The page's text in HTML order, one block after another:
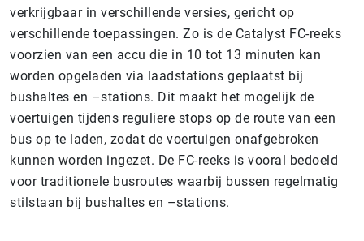
verkrijgbaar in verschillende versies, gericht op
verschillende toepassingen. Zo is de Catalyst FC-reeks
voorzien van een accu die in 10 tot 13 minuten kan
worden opgeladen via laadstations geplaatst bij
bushaltes en –stations. Dit maakt het mogelijk de
voertuigen tijdens reguliere stops op de route van een
bus op te laden, zodat de voertuigen onafgebroken
kunnen worden ingezet. De FC-reeks is vooral bedoeld
voor traditionele busroutes waarbij bussen regelmatig
stilstaan bij bushaltes en –stations.